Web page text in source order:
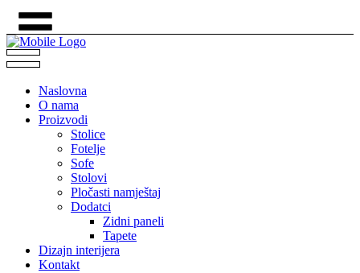
Naslovna
O nama
Proizvodi
Stolice
Fotelje
Sofe
Stolovi
Pločasti namještaj
Dodatci
Zidni paneli
Tapete
Dizajn interijera
Kontakt